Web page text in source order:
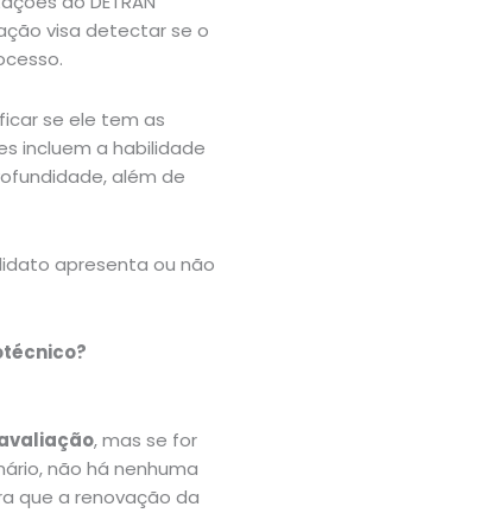
visa detectar se o
se ele tem as
incluem a habilidade
além de
apresenta ou não
, mas se for
não há nenhuma
que a renovação da